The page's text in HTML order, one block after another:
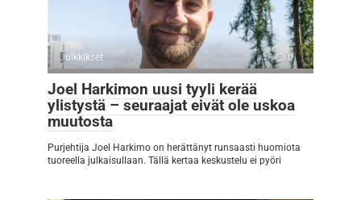
Julkkikset 0
Joel Harkimon uusi tyyli kerää
ylistystä – seuraajat eivät ole uskoa
muutosta
Purjehtija Joel Harkimo on herättänyt runsaasti huomiota
tuoreella julkaisullaan. Tällä kertaa keskustelu ei pyöri